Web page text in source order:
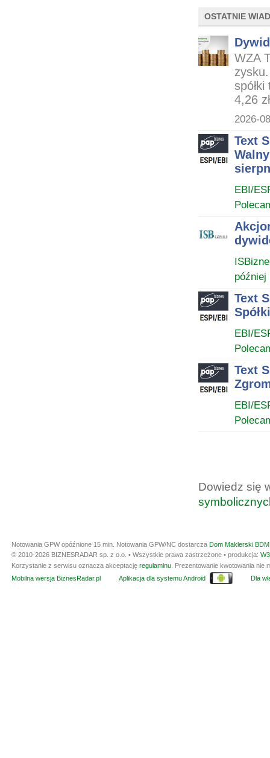
OSTATNIE
WZA
4,26
2026-
Text
EBI/
później
Text
EBI/
Text
EBI/
Dowiedz się
Notowania GPW opóźnione 15 min. Notowania GPW/NC dostarcza Dom Maklerski
© 2010-2026 BIZNESRADAR sp. z o.o. • Wszystkie prawa zastrzeżone • produkcja:
Korzystanie z serwisu oznacza akceptację regulaminu. Prezentowanie kwotowania nie
Mobilna wersja BiznesRadar.pl
Aplikacja dla systemu Android Dla